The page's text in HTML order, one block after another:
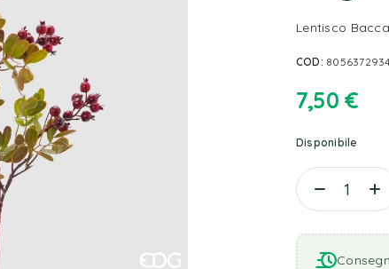
Lentisco
COD:
7,50 €
Disponibile